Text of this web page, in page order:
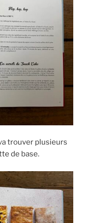
trouver plusieurs
de base.